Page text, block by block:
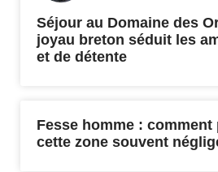
Séjour au Domaine des
joyau breton séduit les
et de détente
Fesse homme :
cette zone souvent